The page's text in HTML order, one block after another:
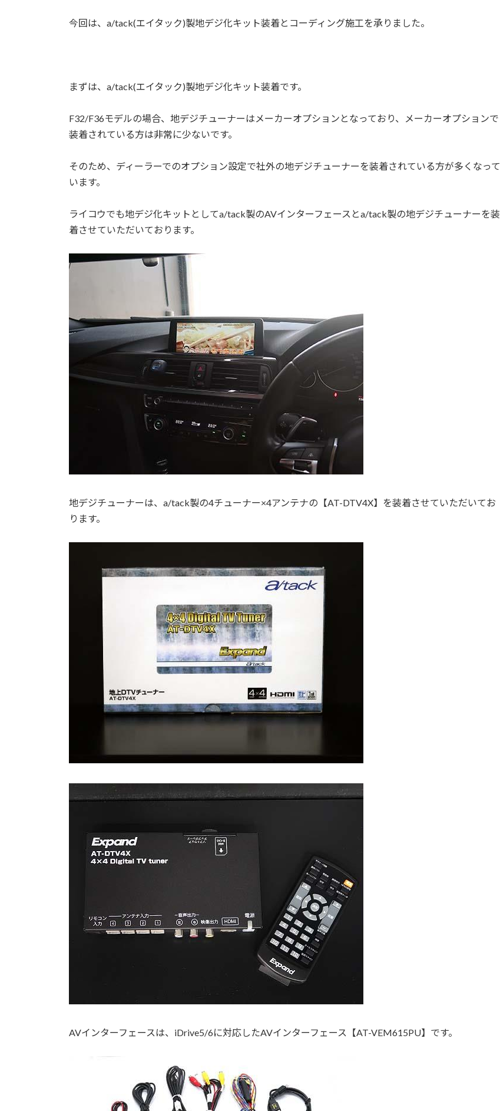
今回は、a/tack(エイタック)製地デジ化キット装着とコーディング施工を承りました。
まずは、a/tack(エイタック)製地デジ化キット装着です。
F32/F36モデルの場合、地デジチューナーはメーカーオプションとなっており、メーカーオプションで
装着されている方は非常に少ないです。
そのため、ディーラーでのオプション設定で社外の地デジチューナーを装着されている方が多くなって
います。
ライコウでも地デジ化キットとしてa/tack製のAVインターフェースとa/tack製の地デジチューナーを装
着させていただいております。
地デジチューナーは、a/tack製の4チューナー×4アンテナの【AT-DTV4X】を装着させていただいてお
ります。
AVインターフェースは、iDrive5/6に対応したAVインターフェース【AT-VEM615PU】です。